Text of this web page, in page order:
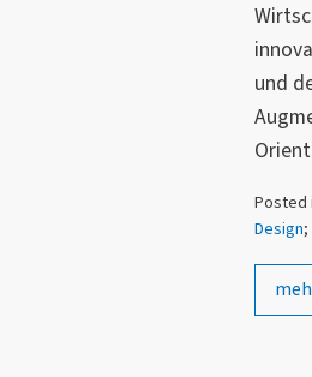
und
Posted
Design